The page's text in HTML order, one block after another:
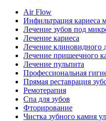
Air Flow
Инфильтрация кариеса
Лечение зубов под
Лечение кариеса
Лечение клиновидного
Лечение пришеечного
Лечение пульпита
Профессиональная
Прямая реставрация
Ремотерапия
Спа для зубов
Фторирование
Чистка зубного камня